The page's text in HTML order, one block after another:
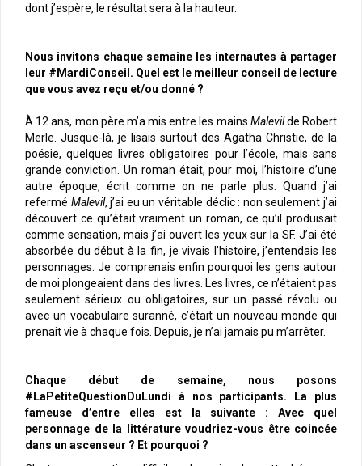
dont j’espère, le résultat sera à la hauteur.
Nous invitons chaque semaine les internautes à partager
leur #MardiConseil. Quel est le meilleur conseil de lecture
que vous avez reçu et/ou donné ?
À 12 ans, mon père m’a mis entre les mains Malevilde Robert
Merle. Jusque-là, je lisais surtout des Agatha Christie, de la
poésie, quelques livres obligatoires pour l’école, mais sans
grande conviction. Un roman était, pour moi, l’histoire d’une
autre époque, écrit comme on ne parle plus. Quand j’ai
refermé Malevil, j’ai eu un véritable déclic : non seulement j’ai
découvert ce qu’était vraiment un roman, ce qu’il produisait
comme sensation, mais j’ai ouvert les yeux sur la SF. J’ai été
absorbée du début à la fin, je vivais l’histoire, j’entendais les
personnages. Je comprenais enfin pourquoi les gens autour
de moi plongeaient dans des livres. Les livres, ce n’étaient pas
seulement sérieux ou obligatoires, sur un passé révolu ou
avec un vocabulaire suranné, c’était un nouveau monde qui
prenait vie à chaque fois. Depuis, je n’ai jamais pu m’arrêter.
Chaque début de semaine, nous posons
#LaPetiteQuestionDuLundi à nos participants. La plus
fameuse d’entre elles est la suivante : Avec quel
personnage de la littérature voudriez-vous être coincée
dans un ascenseur ? Et pourquoi ?